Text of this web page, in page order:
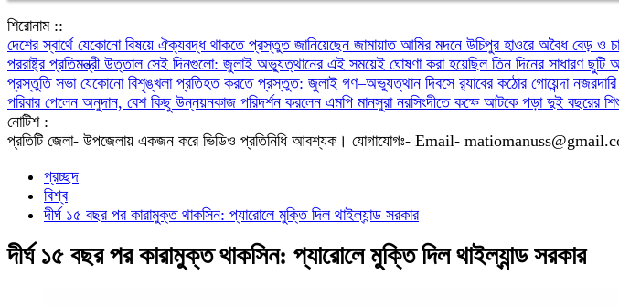
শিরোনাম ::
দেশের স্বার্থে যেকোনো বিষয়ে ঐক্যবদ্ধ থাকতে প্রস্তুত জানিয়েছেন জামায়াত আমির মদনে উচিপুর হাওরে অবৈধ বেড় ও
পররাষ্ট্র প্রতিমন্ত্রী উত্তাল সেই দিনগুলো: জুলাই অভ্যুত্থানের এই সময়েই ঘোষণা করা হয়েছিল তিন দিনের সাধারণ ছুটি
প্রস্তুতি সভা যেকোনো বিশৃঙ্খলা প্রতিহত করতে প্রস্তুত: জুলাই গণ–অভ্যুত্থান দিবসে র‌্যাবের কঠোর গোয়েন্দা নজরদারি
পরিবার পেলেন অনুদান, বেশ কিছু উন্নয়নকাজ পরিদর্শন করলেন এমপি মানসুরা নরসিংদীতে কক্ষে আটকে পড়া দুই বছরের
নোটিশ :
প্রতিটি জেলা- উপজেলায় একজন করে ভিডিও প্রতিনিধি আবশ্যক। যোগাযোগঃ- Email-
প্রচ্ছদ
বিশ্ব
দীর্ঘ ১৫ বছর পর কারামুক্ত থাকসিন: প্যারোলে মুক্তি দিল থাইল্যান্ড সরকার
দীর্ঘ ১৫ বছর পর কারামুক্ত থাকসিন: প্যারোলে মুক্তি দিল থাইল্যান্ড সরকার